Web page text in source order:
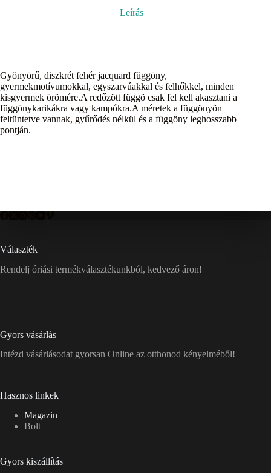
Leírás
Gyönyörű, diszkrét fehér jacquard függöny,
gyermekmotívumokkal, egyszarvúakkal és felhőkkel, minden
kisgyermek örömére.A redőzött függö csak fel kell akasztani a
függönykarikákra vagy kampókra.A méretek a függönyön
feltüntetve vannak, gyűrődés nélkül és a függöny leghosszabb
pontján.
Választék
Rendelj óriási termékválasztékunkból, kedvező áron!
Gyors vásárlás
Intézd vásárlásodat gyorsan Online az otthonod kényelméből!
Hasznos linkek
Magazin
Bolt
Gyors kiszállítás